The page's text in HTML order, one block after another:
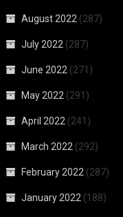
August 2022 (287)
July 2022 (287)
June 2022 (271)
May 2022 (291)
April 2022 (241)
March 2022 (292)
February 2022 (287)
January 2022 (188)